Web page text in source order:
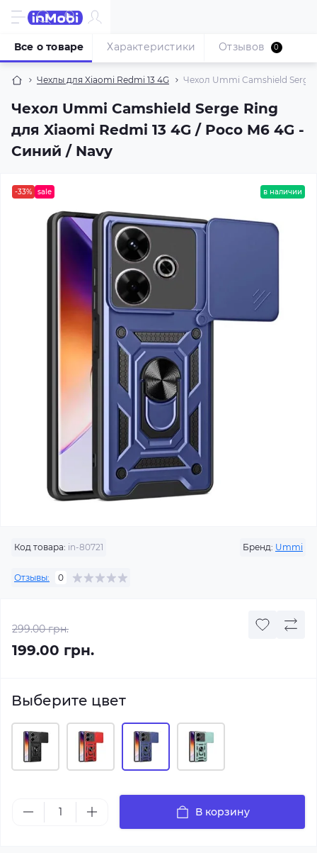
Чехлы для Xiaomi Redmi 13 4G Чехол Ummi Camshield Serge
Чехол Ummi Camshield Serge Ring
для Xiaomi Redmi 13 4G / Poco M6 4G -
Синий / Navy
Все о товаре Характеристики Отзывов 0
-33% sale в наличии
Код товара: in-80721 Бренд: Ummi
Отзывы: 0
299.00 грн.
199.00 грн.
Выберите цвет
В корзину